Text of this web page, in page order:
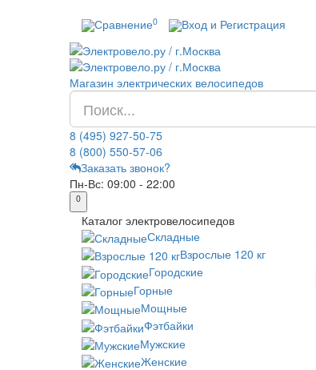
Сравнение0 Вход и Регистрация
Магазин электрических велосипедов
8 (495) 927-50-75
8 (800) 550-57-06
Заказать звонок?
Пн-Вс: 09:00 - 22:00
0
Каталог электровелосипедов
Складные
Взрослые 120 кг
Городские
Горные
Мощные
Фэтбайки
Мужские
Женские